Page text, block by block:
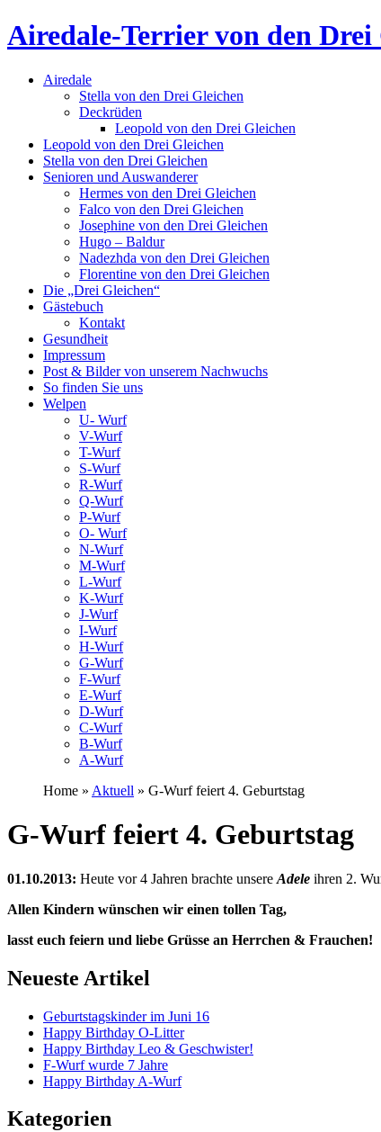
Airedale-Terrier von den Drei
Airedale
Stella von den Drei Gleichen
Deckrüden
Leopold von den Drei Gleichen
Leopold von den Drei Gleichen
Stella von den Drei Gleichen
Senioren und Auswanderer
Hermes von den Drei Gleichen
Falco von den Drei Gleichen
Josephine von den Drei Gleichen
Hugo – Baldur
Nadezhda von den Drei Gleichen
Florentine von den Drei Gleichen
Die „Drei Gleichen“
Gästebuch
Kontakt
Gesundheit
Impressum
Post & Bilder von unserem Nachwuchs
So finden Sie uns
Welpen
U- Wurf
V-Wurf
T-Wurf
S-Wurf
R-Wurf
Q-Wurf
P-Wurf
O- Wurf
N-Wurf
M-Wurf
L-Wurf
K-Wurf
J-Wurf
I-Wurf
H-Wurf
G-Wurf
F-Wurf
E-Wurf
D-Wurf
C-Wurf
B-Wurf
A-Wurf
Home » Aktuell » G-Wurf feiert 4. Geburtstag
G-Wurf feiert 4. Geburtstag
01.10.2013: Heute vor 4 Jahren brachte unsere Adele ihren 2.
Allen Kindern wünschen wir einen tollen Tag,
lasst euch feiern und liebe Grüsse an Herrchen & Frauchen!
Neueste Artikel
Geburtstagskinder im Juni 16
Happy Birthday O-Litter
Happy Birthday Leo & Geschwister!
F-Wurf wurde 7 Jahre
Happy Birthday A-Wurf
Kategorien